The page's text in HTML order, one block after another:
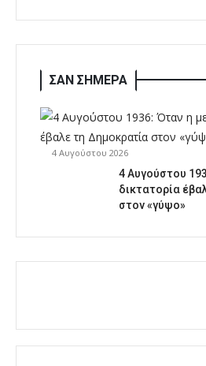
ΣΑΝ ΣΗΜΕΡΑ
4 Αυγούστου 2026
4 Αυγούστου
δικτατορία
στον «γύψο»